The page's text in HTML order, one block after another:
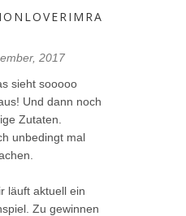
2017
sieht sooooo
Und dann noch
Zutaten.
unbedingt mal
läuft aktuell ein
Zu gewinnen